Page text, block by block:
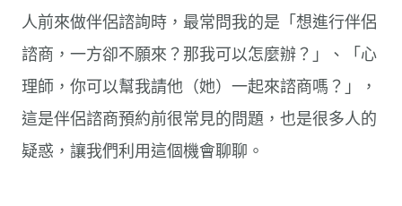
人前來做伴侶諮詢時，最常問我的是「想進行伴侶
諮商，一方卻不願來？那我可以怎麼辦？」、「心
理師，你可以幫我請他（她）一起來諮商嗎？」，
這是伴侶諮商預約前很常見的問題，也是很多人的
疑惑，讓我們利用這個機會聊聊。